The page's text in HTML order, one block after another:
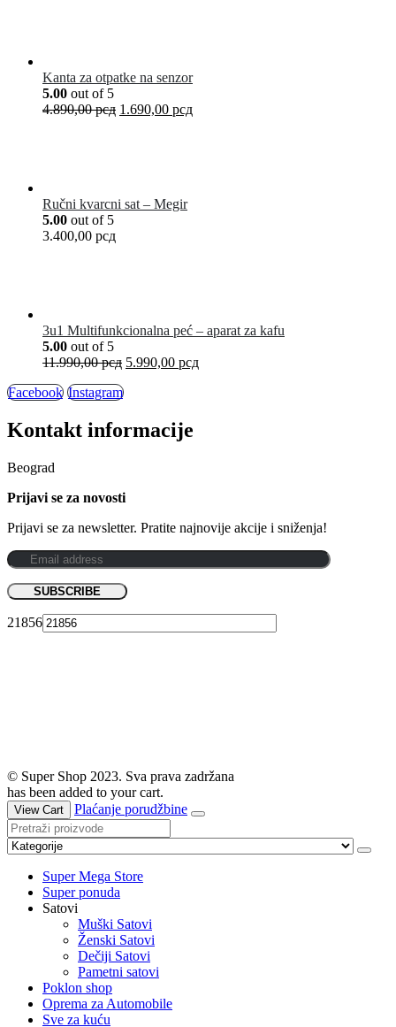
Kanta za otpatke na senzor
5.00 out of 5
4.890,00рсд 1.690,00 рсд
Ručni kvarcni sat – Megir
5.00 out of 5
3.400,00 рсд
3u1 Multifunkcionalna peć – aparat za kafu
5.00 out of 5
11.990,00рсд 5.990,00 рсд
Facebook Instagram
Kontakt informacije
Beograd
Prijavi se za novosti
Prijavi se za newsletter. Pratite najnovije akcije i sniženja!
21856
© Super Shop 2023. Sva prava zadržana
has been added to your cart.
View Cart Plaćanje porudžbine
Super Mega Store
Super ponuda
Satovi
Muški Satovi
Ženski Satovi
Dečiji Satovi
Pametni satovi
Poklon shop
Oprema za Automobile
Sve za kuću